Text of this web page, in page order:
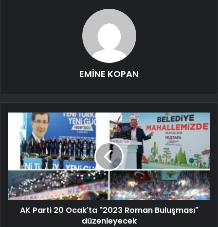
EMİNE KOPAN
AK Parti 20 Ocak'ta "2023 Roman Buluşması"
düzenleyecek